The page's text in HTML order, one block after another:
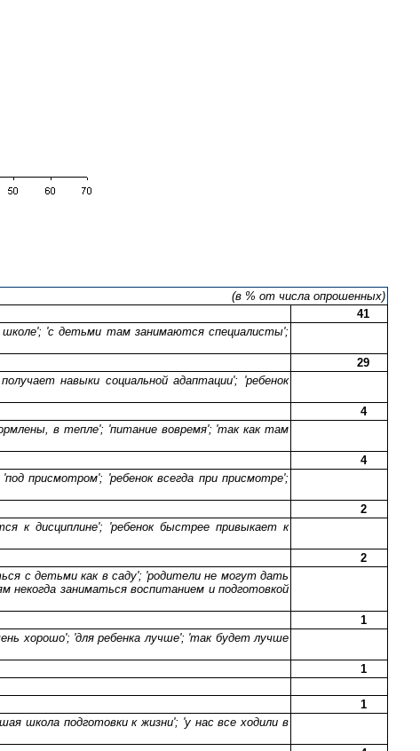
(в % от числа опрошенных)
41
'с детьми там занимаются специалисты';
29
навыки социальной адаптации'; 'ребенок
4
в тепле'; 'питание вовремя'; 'так как там
4
присмотром'; 'ребенок всегда при присмотре';
2
к дисциплине'; 'ребенок быстрее привыкает к
2
с детьми как в саду'; 'родители не могут дать
заниматься воспитанием и подготовкой
1
хорошо'; 'для ребенка лучше'; 'так будет лучше
1
1
школа подготовки к жизни'; 'у нас все ходили в